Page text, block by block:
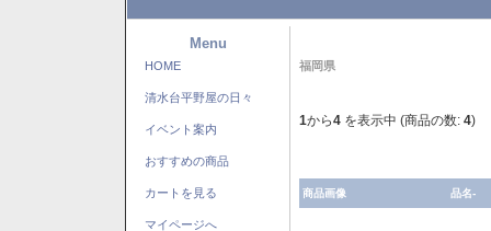
Menu
HOME
清水台平野屋の日々
イベント案内
おすすめの商品
カートを見る
マイページへ
福岡県
1から4 を表示中 (商品の数: 4)
商品画像 品名-